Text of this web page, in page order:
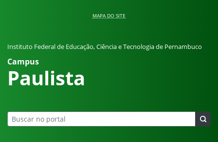
MAPA DO SITE
Instituto Federal de Educação, Ciência e Tecnologia de Pernambuco
Campus
Paulista